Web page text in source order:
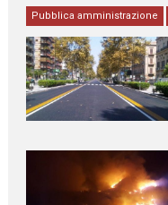
Pubblica amministrazione